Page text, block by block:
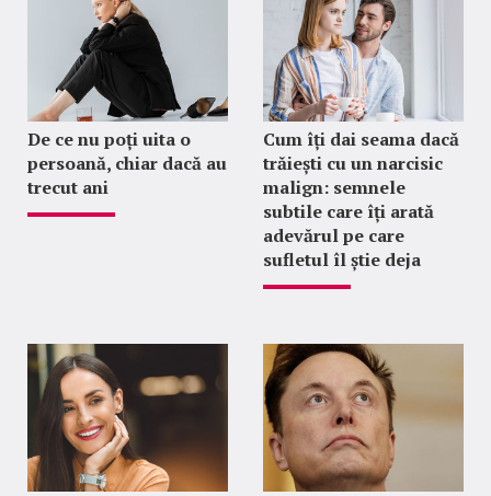
De ce nu poți uita o
persoană, chiar dacă au
trecut ani
Cum îți dai seama dacă
trăiești cu un narcisic
malign: semnele
subtile care îți arată
adevărul pe care
sufletul îl știe deja